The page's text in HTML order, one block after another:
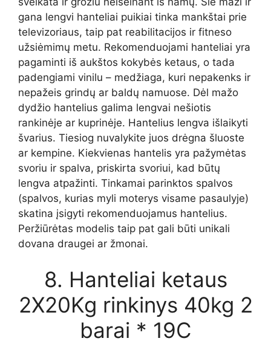
gana lengvi hanteliai puikiai tinka mankštai prie
televizoriaus, taip pat reabilitacijos ir fitneso
užsiėmimų metu. Rekomenduojami hanteliai yra
pagaminti iš aukštos kokybės ketaus, o tada
padengiami vinilu – medžiaga, kuri nepakenks ir
nepažeis grindų ar baldų namuose. Dėl mažo
dydžio hantelius galima lengvai nešiotis
rankinėje ar kuprinėje. Hantelius lengva išlaikyti
švarius. Tiesiog nuvalykite juos drėgna šluoste
ar kempine. Kiekvienas hantelis yra pažymėtas
svoriu ir spalva, priskirta svoriui, kad būtų
lengva atpažinti. Tinkamai parinktos spalvos
(spalvos, kurias myli moterys visame pasaulyje)
skatina įsigyti rekomenduojamus hantelius.
Peržiūrėtas modelis taip pat gali būti unikali
dovana draugei ar žmonai.
8. Hanteliai ketaus
2X20Kg rinkinys 40kg 2
barai * 19C